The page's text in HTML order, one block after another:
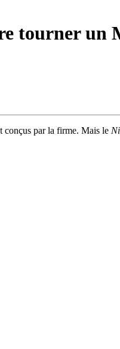
tourner un
conçus par la firme. Mais le